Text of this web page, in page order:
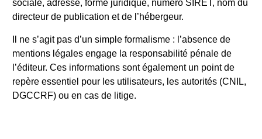
sociale, adresse, forme juridique, numéro SIRET, nom du
directeur de publication et de l’hébergeur.
Il ne s’agit pas d’un simple formalisme : l’absence de
mentions légales engage la responsabilité pénale de
l’éditeur. Ces informations sont également un point de
repère essentiel pour les utilisateurs, les autorités (CNIL,
DGCCRF) ou en cas de litige.